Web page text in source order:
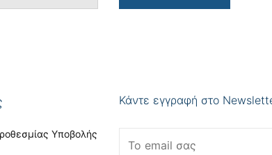
Υποβολής
Κάντε εγγραφή στο